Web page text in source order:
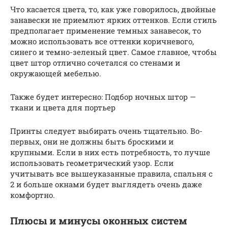
Что касается цвета, то, как уже говорилось, двойные
занавески не приемлют ярких оттенков. Если стиль
предполагает применение темных занавесок, то
можно использовать все оттенки коричневого,
синего и темно-зеленый цвет. Самое главное, чтобы
цвет штор отлично сочетался со стенами и
окружающей мебелью.
Также будет интересно: Подбор ночных штор —
ткани и цвета для портьер
Принты следует выбирать очень тщательно. Во-
первых, они не должны быть броскими и
крупными. Если в них есть потребность, то лучше
использовать геометрический узор. Если
учитывать все вышеуказанные правила, спальня с
2 и больше окнами будет выглядеть очень даже
комфортно.
Плюсы и минусы оконных систем